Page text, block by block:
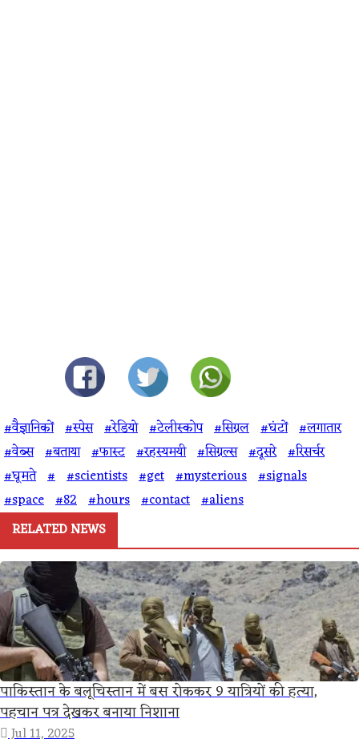
#वैज्ञानिकों #स्पेस #रेडियो #टेलीस्कोप #सिग्नल #घंटों #लगातार
#वेब्स #बताया #फास्ट #रहस्यमयी #सिग्नल्स #दूसरे #रिसर्चर
#घूमते # #scientists #get #mysterious #signals
#space #82 #hours #contact #aliens
RELATED NEWS
पाकिस्तान के बलूचिस्तान में बस रोककर 9 यात्रियों की हत्या,
पहचान पत्र देखकर बनाया निशाना
Jul 11, 2025